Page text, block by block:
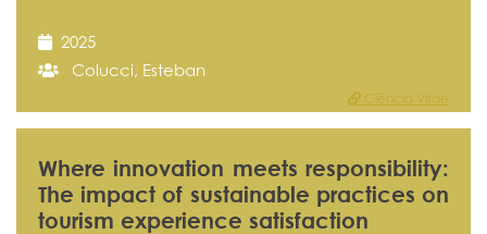
2025
Colucci, Esteban
Ciência Vitae
Where innovation meets responsibility:
The impact of sustainable practices on
tourism experience satisfaction